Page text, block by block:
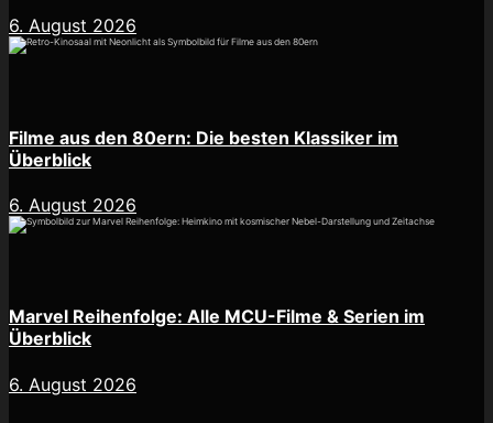
6. August 2026
Filme aus den 80ern: Die besten Klassiker im
Überblick
6. August 2026
Marvel Reihenfolge: Alle MCU-Filme & Serien im
Überblick
6. August 2026